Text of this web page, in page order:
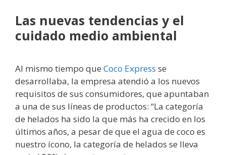
Las nuevas tendencias y el
cuidado medio ambiental
Al mismo tiempo que Coco Express se
desarrollaba, la empresa atendió a los nuevos
requisitos de sus consumidores, que apuntaban
a una de sus líneas de productos: “La categoría
de helados ha sido la que más ha crecido en los
últimos años, a pesar de que el agua de coco es
nuestro ícono, la categoría de helados se lleva